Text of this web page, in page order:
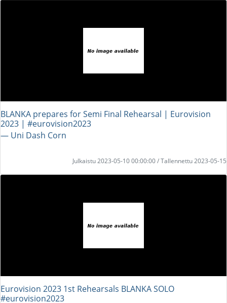
BLANKA prepares for Semi Final Rehearsal | Eurovision
2023 | #eurovision2023
― Uni Dash Corn
Julkaistu 2023-05-10 00:00:00 / Tallennettu 2023-05-15
Eurovision 2023 1st Rehearsals BLANKA SOLO
#eurovision2023